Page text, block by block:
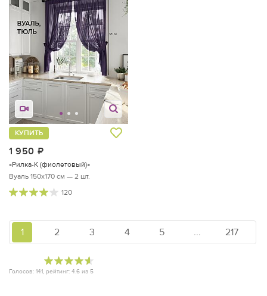
1 950
КУПИТЬ
«Рилка-К (фиолетовый)»
Вуаль 150х170 см — 2 шт.
120
Голосов: 141, рейтинг: 4.6 из 5
1 2 3 4 5 ... 217